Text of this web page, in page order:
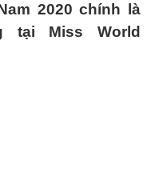
2020 chính là
tại Miss World